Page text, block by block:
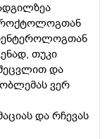
თუკი
და
ვერ
და რჩევას